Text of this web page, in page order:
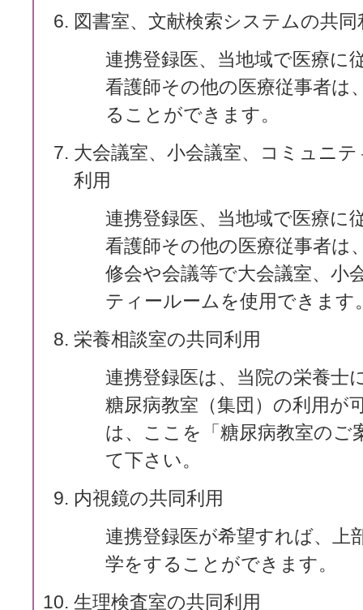
図書室、文献検索システムの共同
連携登録医、当地域で医療に
看護師その他の医療従事者は
ることができます。
大会議室、小会議室、コミュニ
利用
連携登録医、当地域で医療に
看護師その他の医療従事者は
修会や会議等で大会議室、小
ティールームを使用できます
栄養相談室の共同利用
連携登録医は、当院の栄養士
糖尿病教室（集団）の利用が
は、ここを「糖尿病教室のご
て下さい。
内視鏡の共同利用
連携登録医が希望すれば、上
学をすることができます。
生理検査室の共同利用